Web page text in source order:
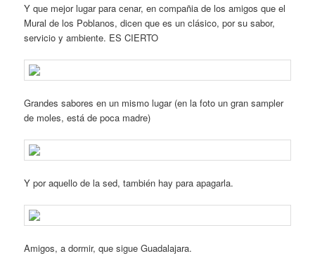
Y que mejor lugar para cenar, en compañia de los amigos que el
Mural de los Poblanos, dicen que es un clásico, por su sabor,
servicio y ambiente. ES CIERTO
Grandes sabores en un mismo lugar (en la foto un gran sampler
de moles, está de poca madre)
Y por aquello de la sed, también hay para apagarla.
Amigos, a dormir, que sigue Guadalajara.